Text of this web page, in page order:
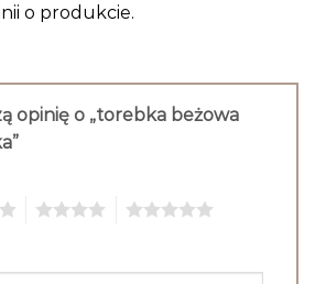
o produkcie.
opinię o „torebka beżowa